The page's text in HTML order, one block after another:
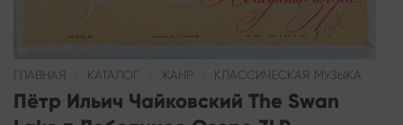
ГЛАВНАЯ КАТАЛОГ ЖАНР КЛАССИЧЕСКАЯ МУЗЫКА
Пётр Ильич Чайковский The Swan